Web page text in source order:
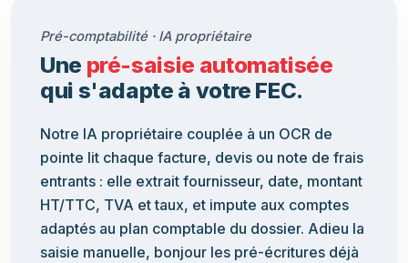
Pré-comptabilité · IA propriétaire
Une pré-saisie automatisée
qui s'adapte à votre FEC.
Notre IA propriétaire couplée à un OCR de
pointe lit chaque facture, devis ou note de frais
entrants : elle extrait fournisseur, date, montant
HT/TTC, TVA et taux, et impute aux comptes
adaptés au plan comptable du dossier. Adieu la
saisie manuelle, bonjour les pré-écritures déjà